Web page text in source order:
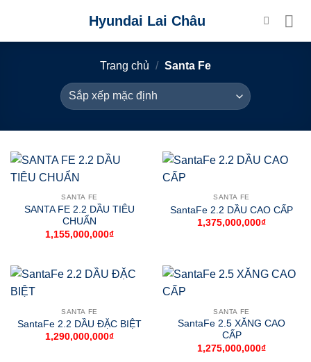
content
Hyundai Lai Châu
Trang chủ / Santa Fe
SANTA FE
SANTA FE 2.2 DẦU TIÊU
CHUẨN
1,155,000,000₫
SANTA FE
SantaFe 2.2 DẦU CAO CẤP
1,375,000,000₫
SANTA FE
SantaFe 2.2 DẦU ĐẶC BIỆT
1,290,000,000₫
SANTA FE
SantaFe 2.5 XĂNG CAO
CẤP
1,275,000,000₫